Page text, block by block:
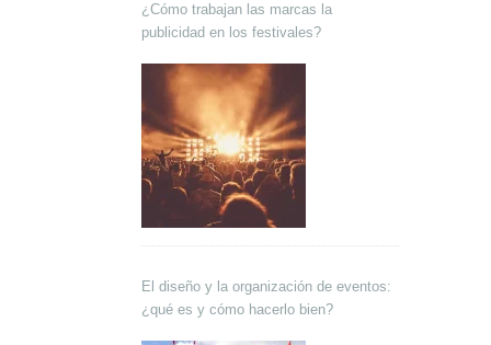
¿Cómo trabajan las marcas la
publicidad en los festivales?
El diseño y la organización de eventos:
¿qué es y cómo hacerlo bien?